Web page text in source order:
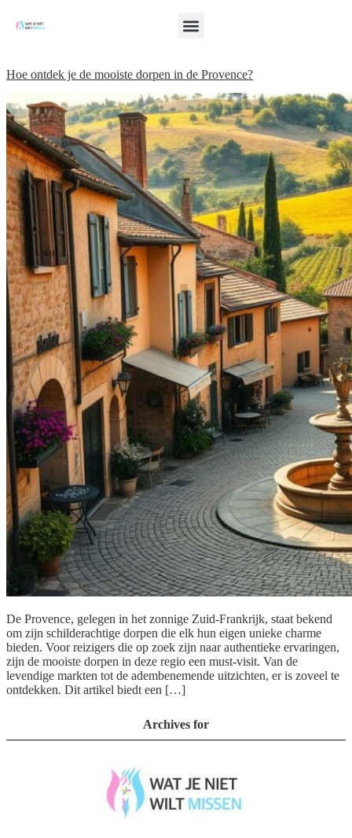
Hoe ontdek je de mooiste dorpen in de Provence?
De Provence, gelegen in het zonnige Zuid-Frankrijk, staat bekend
om zijn schilderachtige dorpen die elk hun eigen unieke charme
bieden. Voor reizigers die op zoek zijn naar authentieke ervaringen,
zijn de mooiste dorpen in deze regio een must-visit. Van de
levendige markten tot de adembenemende uitzichten, er is zoveel te
ontdekken. Dit artikel biedt een […]
Archives for